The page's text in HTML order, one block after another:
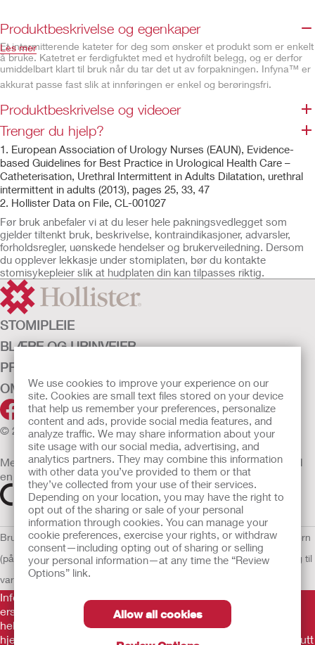
We use cookies to improve your experience on our
site. Cookies are small text files stored on your device
that help us remember your preferences, personalize
content and ads, provide social media features, and
analyze traffic. We may share information about your
site usage with our social media, advertising, and
analytics partners. They may combine this information
with other data you’ve provided to them or that
they’ve collected from your use of their services.
Depending on your location, you may have the right to
opt out of the sharing or sale of your personal
information through cookies. You can manage your
cookie preferences, exercise your rights, or withdraw
consent—including opting out of sharing or selling
your personal information—at any time the “Review
Options” link.
Allow all cookies
Produktbeskrivelse og egenkaper
Et intermitterende kateter for deg som ønsker et produkt som er enkelt
å bruke. Katetret er ferdigfuktet med et hydrofilt belegg, og er derfor
umiddelbart klart til bruk når du tar det ut av forpakningen. Infyna™ er
akkurat passe fast slik at innføringen er enkel og berøringsfri.
HydraBalance™ lubricating technology
naturlige ingredienser. Den unike kombinasjonen av
hydrofilt belegg og hydreringsvæske skaper en jevn og
glatt overflate som fungerer som en beskyttende pute
når det kommer i kontakt med urinrøret. Dette bidrar ikke
bare til å beskytte urinrøret, men gir også en jevn og
uanstrengt innføring og utføring for en mer trygg og
naturlig kateteropplevelse. 1,2.
Beskrivelse og spesifikasjoner
Klart til bruk i det forpakningen åpnes - ingen nødvendige ekstra
steg før bruk
Enkelt å åpne
Berøringsfri innføring
PVC fri
Fuktig hydrofil overflate for enkel innføring og uttrekking
Fleksibel tømmestuss for å kontrollere strømmen av urin
Les mer
Produktbeskrivelse og videoer
Trenger du hjelp?
1. European Association of Urology Nurses (EAUN), Evidence-
based Guidelines for Best Practice in Urological Health Care –
Catheterisation, Urethral Intermittent in Adults Dilatation, urethral
intermittent in adults (2013), pages 25, 33, 47
2. Hollister Data on File, CL-001027
Før bruk anbefaler vi at du leser hele pakningsvedlegget som
gjelder tiltenkt bruk, beskrivelse, kontraindikasjoner, advarsler,
forholdsregler, uønskede hendelser og brukerveiledning. Dersom
du opplever lekkasje under stomiplaten, bør du kontakte
stomisykepleier slik at hudplaten din kan tilpasses riktig.
STOMIPLEIE
BLÆRE OG URINVEIER
PRODUKTER
OM OSS
© 2026 Hollister Incorporated
Medisinsk utstyr som selges i EU er etter behov merket med
en av følgende symboler
BruksvilkårRetningslinjer for personvernRetningslinjer for personvern
(på engelsk)Informasjonskapsler Åpenhetslov Erklæring EU Varsling til
varslere
Informasjonen her er ikke legehjelp, og er ikke ment som
erstatning for råd fra lege eller annen leverandør av
helsetjenester. Denne informasjonen skal ikke brukes som
hjelp ved behov for akutt legehjelp. Hvis du har behov for akutt